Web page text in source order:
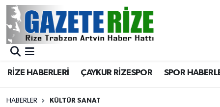
RİZE HABERLERİ ÇAYKUR RİZESPOR SPOR
HABERLER KÜLTÜR SANAT
BÖLGEMİZ
Asayiş
Merkez Nöbetçi Eczaneler
Merkez Trafik Yoğunluk Haritası